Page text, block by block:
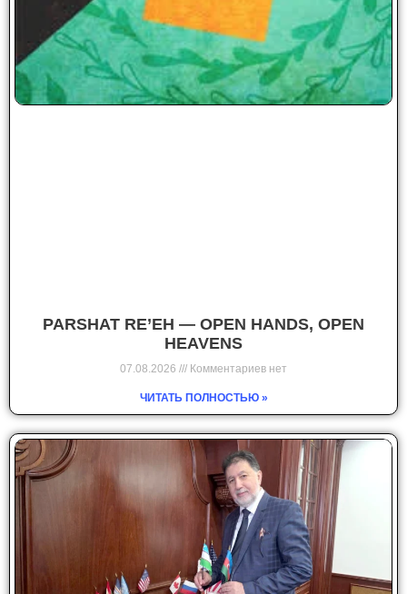
PARSHAT RE’EH — OPEN HANDS, OPEN
HEAVENS
07.08.2026 Комментариев нет
ЧИТАТЬ ПОЛНОСТЬЮ »